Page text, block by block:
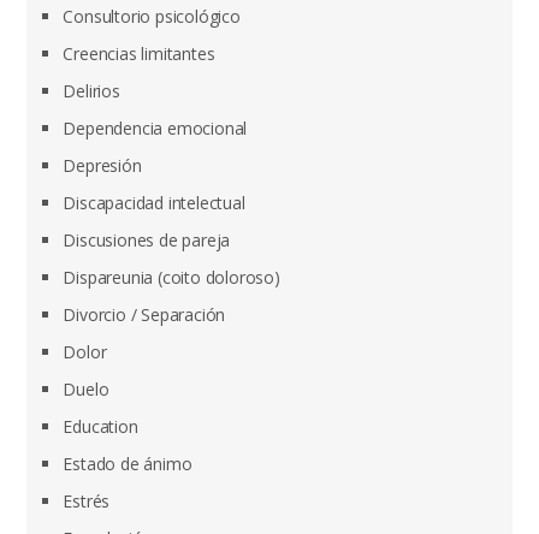
Consultorio psicológico
Creencias limitantes
Delirios
Dependencia emocional
Depresión
Discapacidad intelectual
Discusiones de pareja
Dispareunia (coito doloroso)
Divorcio / Separación
Dolor
Duelo
Education
Estado de ánimo
Estrés